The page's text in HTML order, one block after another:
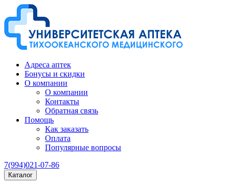
Адреса аптек
Бонусы и скидки
О компании
О компании
Контакты
Обратная связь
Помощь
Как заказать
Оплата
Популярные вопросы
7(994)021-07-86
Каталог